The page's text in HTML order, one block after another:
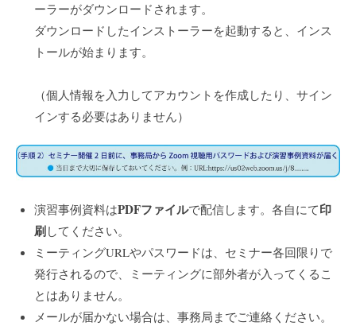
ーラーがダウンロードされます。
ダウンロードしたインストーラーを起動すると、インス
トールが始まります。
（個人情報を入力してアカウントを作成したり、サイン
インする必要はありません）
演習事例資料はPDFファイルで配信します。各自にて印
刷してください。
ミーティングURLやパスワードは、セミナー各回限りで
発行されるので、ミーティングに部外者が入ってくるこ
とはありません。
メールが届かない場合は、事務局までご連絡ください。